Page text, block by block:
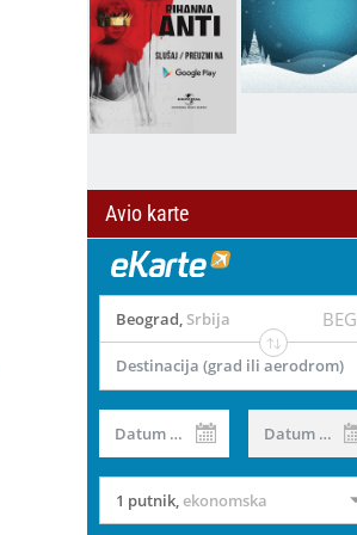
Avio karte
Beograd, Srbija BEG
Destinacija (grad ili aerodrom)
Datum od Datum do
1 putnik,ekonomska